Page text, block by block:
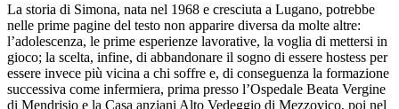
La storia di Simona, nata nel 1968 e cresciuta a Lugano, potrebbe
nelle prime pagine del testo non apparire diversa da molte altre:
l’adolescenza, le prime esperienze lavorative, la voglia di mettersi in
gioco; la scelta, infine, di abbandonare il sogno di essere hostess per
essere invece più vicina a chi soffre e, di conseguenza la formazione
successiva come infermiera, prima presso l’Ospedale Beata Vergine
di Mendrisio e la Casa anziani Alto Vedeggio di Mezzovico, poi nel